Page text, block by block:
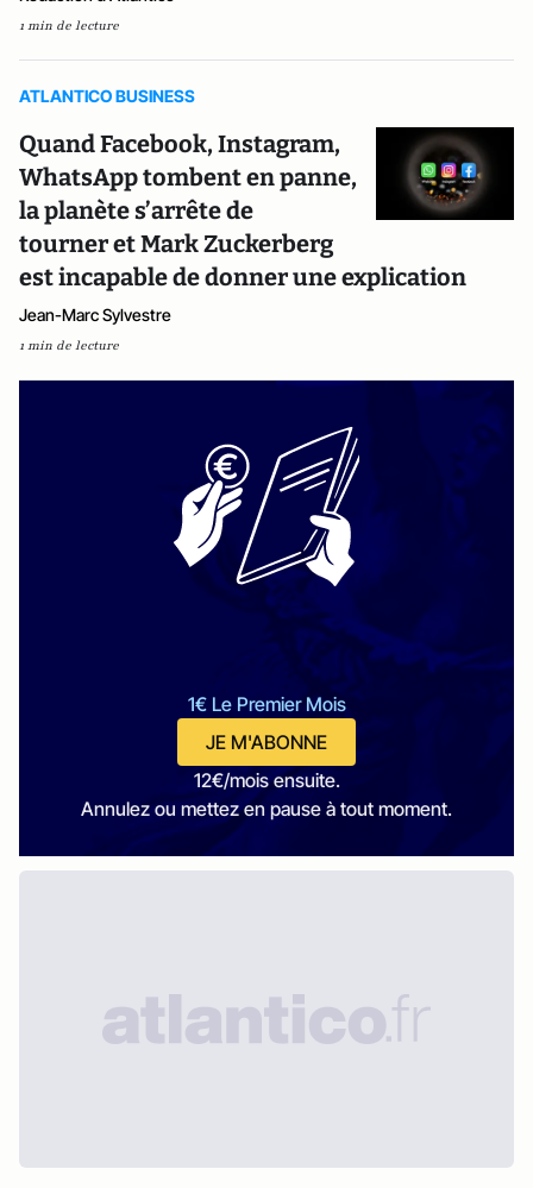
1 min de lecture
ATLANTICO BUSINESS
Quand Facebook, Instagram,
WhatsApp tombent en panne,
la planète s’arrête de
tourner et Mark Zuckerberg
est incapable de donner une explication
Jean-Marc Sylvestre
1 min de lecture
1€ Le Premier Mois
JE M'ABONNE
12€/mois ensuite.
Annulez ou mettez en pause à tout moment.